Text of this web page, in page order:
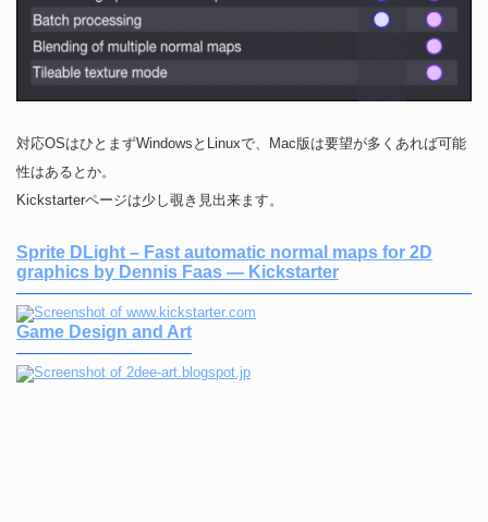
対応OSはひとまずWindowsとLinuxで、Mac版は要望が多くあれば可能
性はあるとか。
Kickstarterページは少し覗き見出来ます。
Sprite DLight – Fast automatic normal maps for 2D
graphics by Dennis Faas — Kickstarter
Game Design and Art